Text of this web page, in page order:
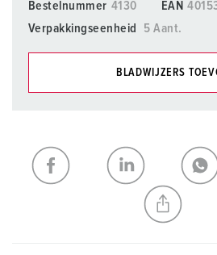
Bestelnummer 4130 EAN
Verpakkingseenheid
5 Aant.
BLADWIJZERS
Mijn lijst
NIEUW LIJST MAKEN